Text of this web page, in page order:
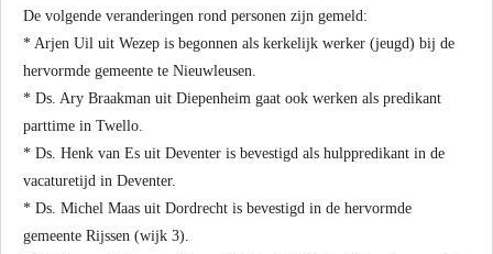
De volgende veranderingen rond personen zijn gemeld:
* Arjen Uil uit Wezep is begonnen als kerkelijk werker (jeugd) bij de
hervormde gemeente te Nieuwleusen.
* Ds. Ary Braakman uit Diepenheim gaat ook werken als predikant
parttime in Twello.
* Ds. Henk van Es uit Deventer is bevestigd als hulppredikant in de
vacaturetijd in Deventer.
* Ds. Michel Maas uit Dordrecht is bevestigd in de hervormde
gemeente Rijssen (wijk 3).